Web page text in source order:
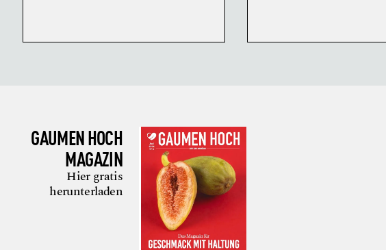
GAUMEN HOCH
MAGAZIN
Hier gratis
herunterladen